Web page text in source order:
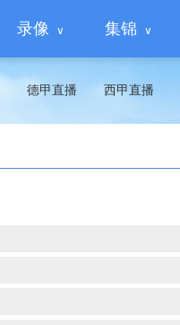
录像 集锦
德甲直播 西甲直播